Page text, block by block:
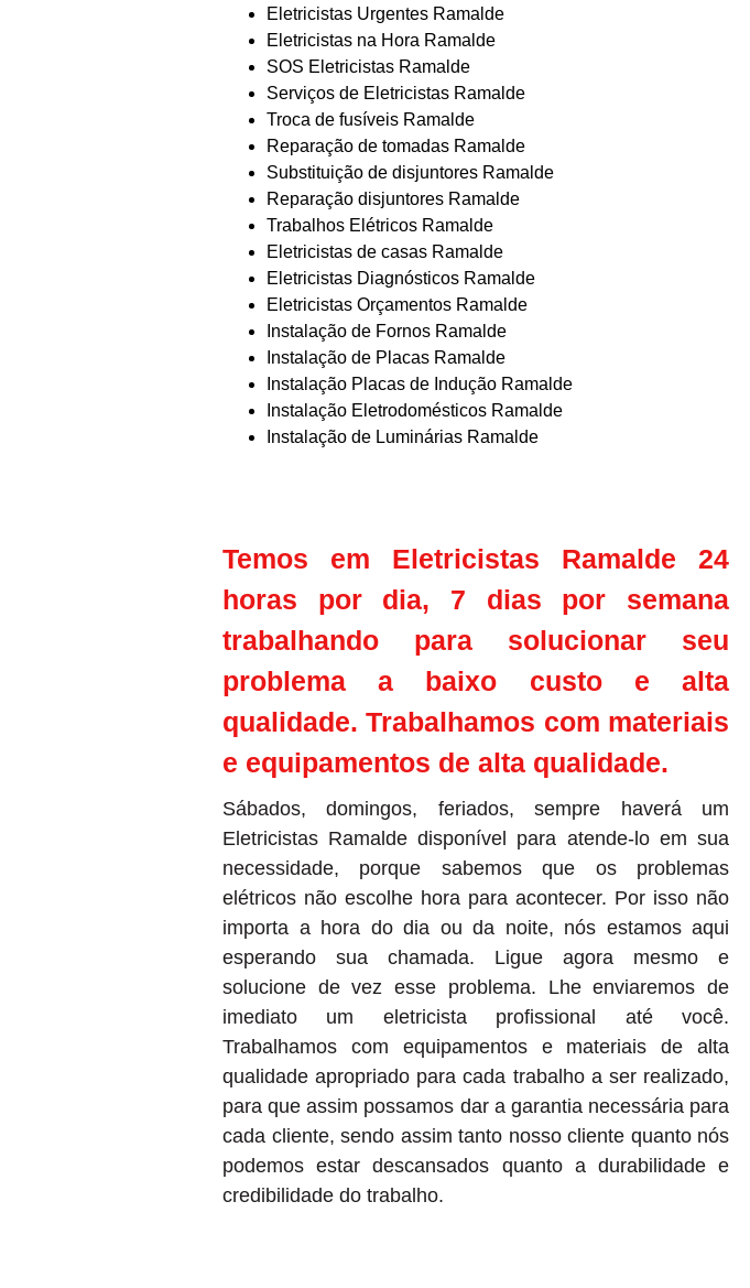
Eletricistas Urgentes Ramalde
Eletricistas na Hora Ramalde
SOS Eletricistas Ramalde
Serviços de Eletricistas Ramalde
Troca de fusíveis Ramalde
Reparação de tomadas Ramalde
Substituição de disjuntores Ramalde
Reparação disjuntores Ramalde
Trabalhos Elétricos Ramalde
Eletricistas de casas Ramalde
Eletricistas Diagnósticos Ramalde
Eletricistas Orçamentos Ramalde
Instalação de Fornos Ramalde
Instalação de Placas Ramalde
Instalação Placas de Indução Ramalde
Instalação Eletrodomésticos Ramalde
Instalação de Luminárias Ramalde
Temos em Eletricistas Ramalde 24
horas por dia, 7 dias por semana
trabalhando para solucionar seu
problema a baixo custo e alta
qualidade. Trabalhamos com materiais
e equipamentos de alta qualidade.
Sábados, domingos, feriados, sempre haverá um
Eletricistas Ramalde disponível para atende-lo em sua
necessidade, porque sabemos que os problemas
elétricos não escolhe hora para acontecer. Por isso não
importa a hora do dia ou da noite, nós estamos aqui
esperando sua chamada. Ligue agora mesmo e
solucione de vez esse problema. Lhe enviaremos de
imediato um eletricista profissional até você.
Trabalhamos com equipamentos e materiais de alta
qualidade apropriado para cada trabalho a ser realizado,
para que assim possamos dar a garantia necessária para
cada cliente, sendo assim tanto nosso cliente quanto nós
podemos estar descansados quanto a durabilidade e
credibilidade do trabalho.